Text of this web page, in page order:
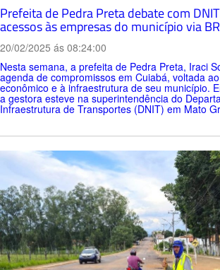
Prefeita de Pedra Preta debate com
acessos às empresas do município via
20/02/2025 ás 08:24:00
Nesta semana, a prefeita de Pedra Preta, Iraci
agenda de compromissos em Cuiabá, voltada
econômico e à infraestrutura de seu município.
a gestora esteve na superintendência do
Infraestrutura de Transportes (DNIT) em Mato